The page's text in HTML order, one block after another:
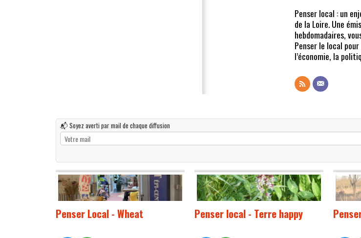
Penser local : un
de la Loire. Une
hebdomadaires,
Penser le local
l’économie, la
📬 Soyez averti par mail de chaque diffusion
Penser Local - Wheat Penser local - Terre happy